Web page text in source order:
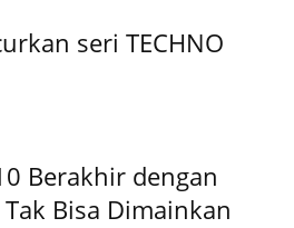
seri TECHNO
Berakhir dengan
Bisa Dimainkan